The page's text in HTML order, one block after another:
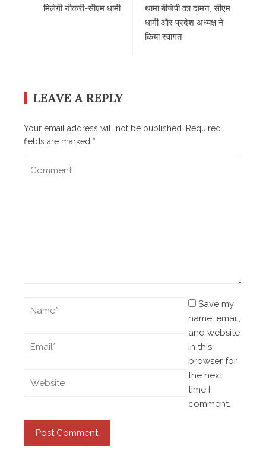
मिलेगी नौकरी-सीएम धामी
थामा बीजेपी का दामन, सीएम
धामी और प्रदेश अध्यक्ष ने
किया स्वागत
LEAVE A REPLY
Your email address will not be published.
Required
fields are marked *
Save my
name, email,
and website
in this
browser for
the next
time I
comment.